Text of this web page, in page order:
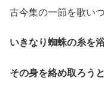
古今集の一節を歌い
いきなり蜘蛛の糸を
その身を絡め取ろう